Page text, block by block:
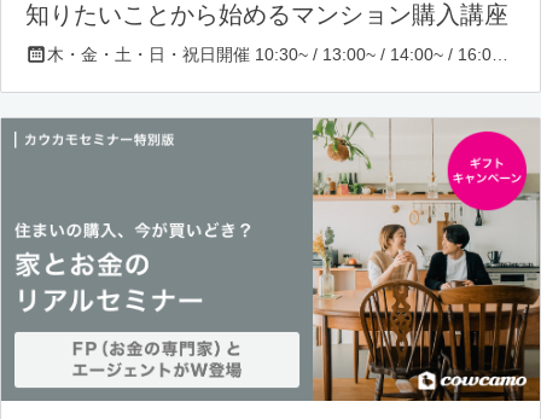
知りたいことから始めるマンション購入講座